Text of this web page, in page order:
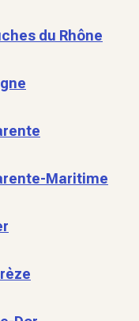
du Rhône
Maritime